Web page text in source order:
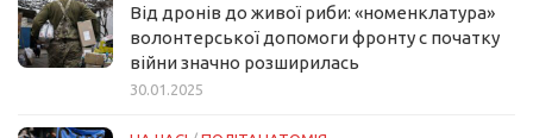
Від дронів до живої риби: «номенклатура»
волонтерської допомоги фронту с початку
війни значно розширилась
30.01.2025